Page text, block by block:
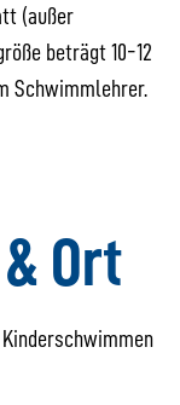
(außer
beträgt 10-12
Schwimmlehrer.
Ort